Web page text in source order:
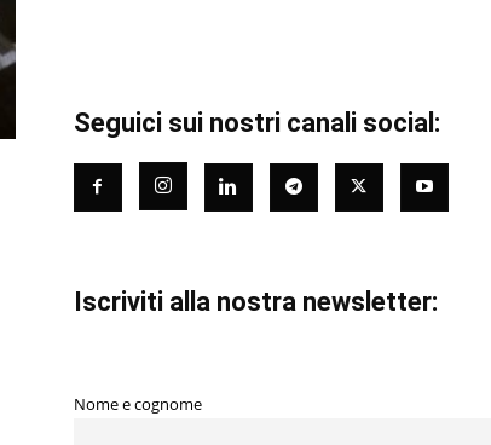
Seguici sui nostri canali social:
Iscriviti alla nostra newsletter:
Nome e cognome